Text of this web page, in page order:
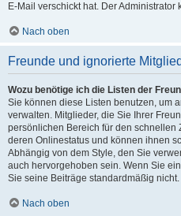
E-Mail verschickt hat. Der
Nach oben
Freunde und ignorierte
Wozu benötige ich die Listen der
Sie können diese Listen benutzen, um
verwalten. Mitglieder, die Sie Ihrer
persönlichen Bereich für den schnellen
deren Onlinestatus und können ihnen
Abhängig von dem Style, den Sie
auch hervorgehoben sein. Wenn Sie
Sie seine Beiträge standardmäßig nicht.
Nach oben